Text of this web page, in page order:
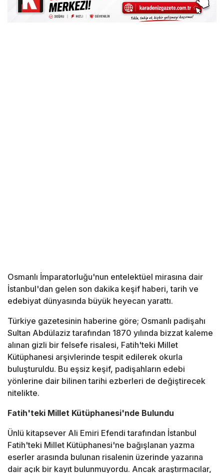
Osmanlı İmparatorluğu'nun entelektüel mirasına dair
İstanbul'dan gelen son dakika keşif haberi, tarih ve
edebiyat dünyasında büyük heyecan yarattı.
Türkiye gazetesinin haberine göre; Osmanlı padişahı
Sultan Abdülaziz tarafından 1870 yılında bizzat kaleme
alınan gizli bir felsefe risalesi, Fatih'teki Millet
Kütüphanesi arşivlerinde tespit edilerek okurla
buluşturuldu. Bu eşsiz keşif, padişahların edebi
yönlerine dair bilinen tarihi ezberleri de değiştirecek
nitelikte.
Fatih'teki Millet Kütüphanesi'nde Bulundu
Ünlü kitapsever Ali Emiri Efendi tarafından İstanbul
Fatih'teki Millet Kütüphanesi'ne bağışlanan yazma
eserler arasında bulunan risalenin üzerinde yazarına
dair açık bir kayıt bulunmuyordu. Ancak araştırmacılar,